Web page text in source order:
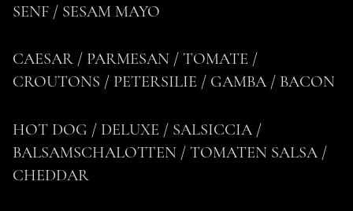
SENF / SESAM MAYO
CAESAR / PARMESAN / TOMATE /
CROUTONS / PETERSILIE / GAMBA / BACON
HOT DOG / DELUXE / SALSICCIA /
BALSAMSCHALOTTEN / TOMATEN SALSA /
CHEDDAR